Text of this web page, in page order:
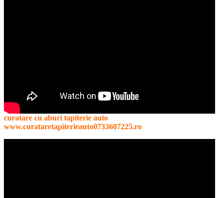
curatare cu aburi tapiterie auto
www.curataretapiterieauto0733607225.ro